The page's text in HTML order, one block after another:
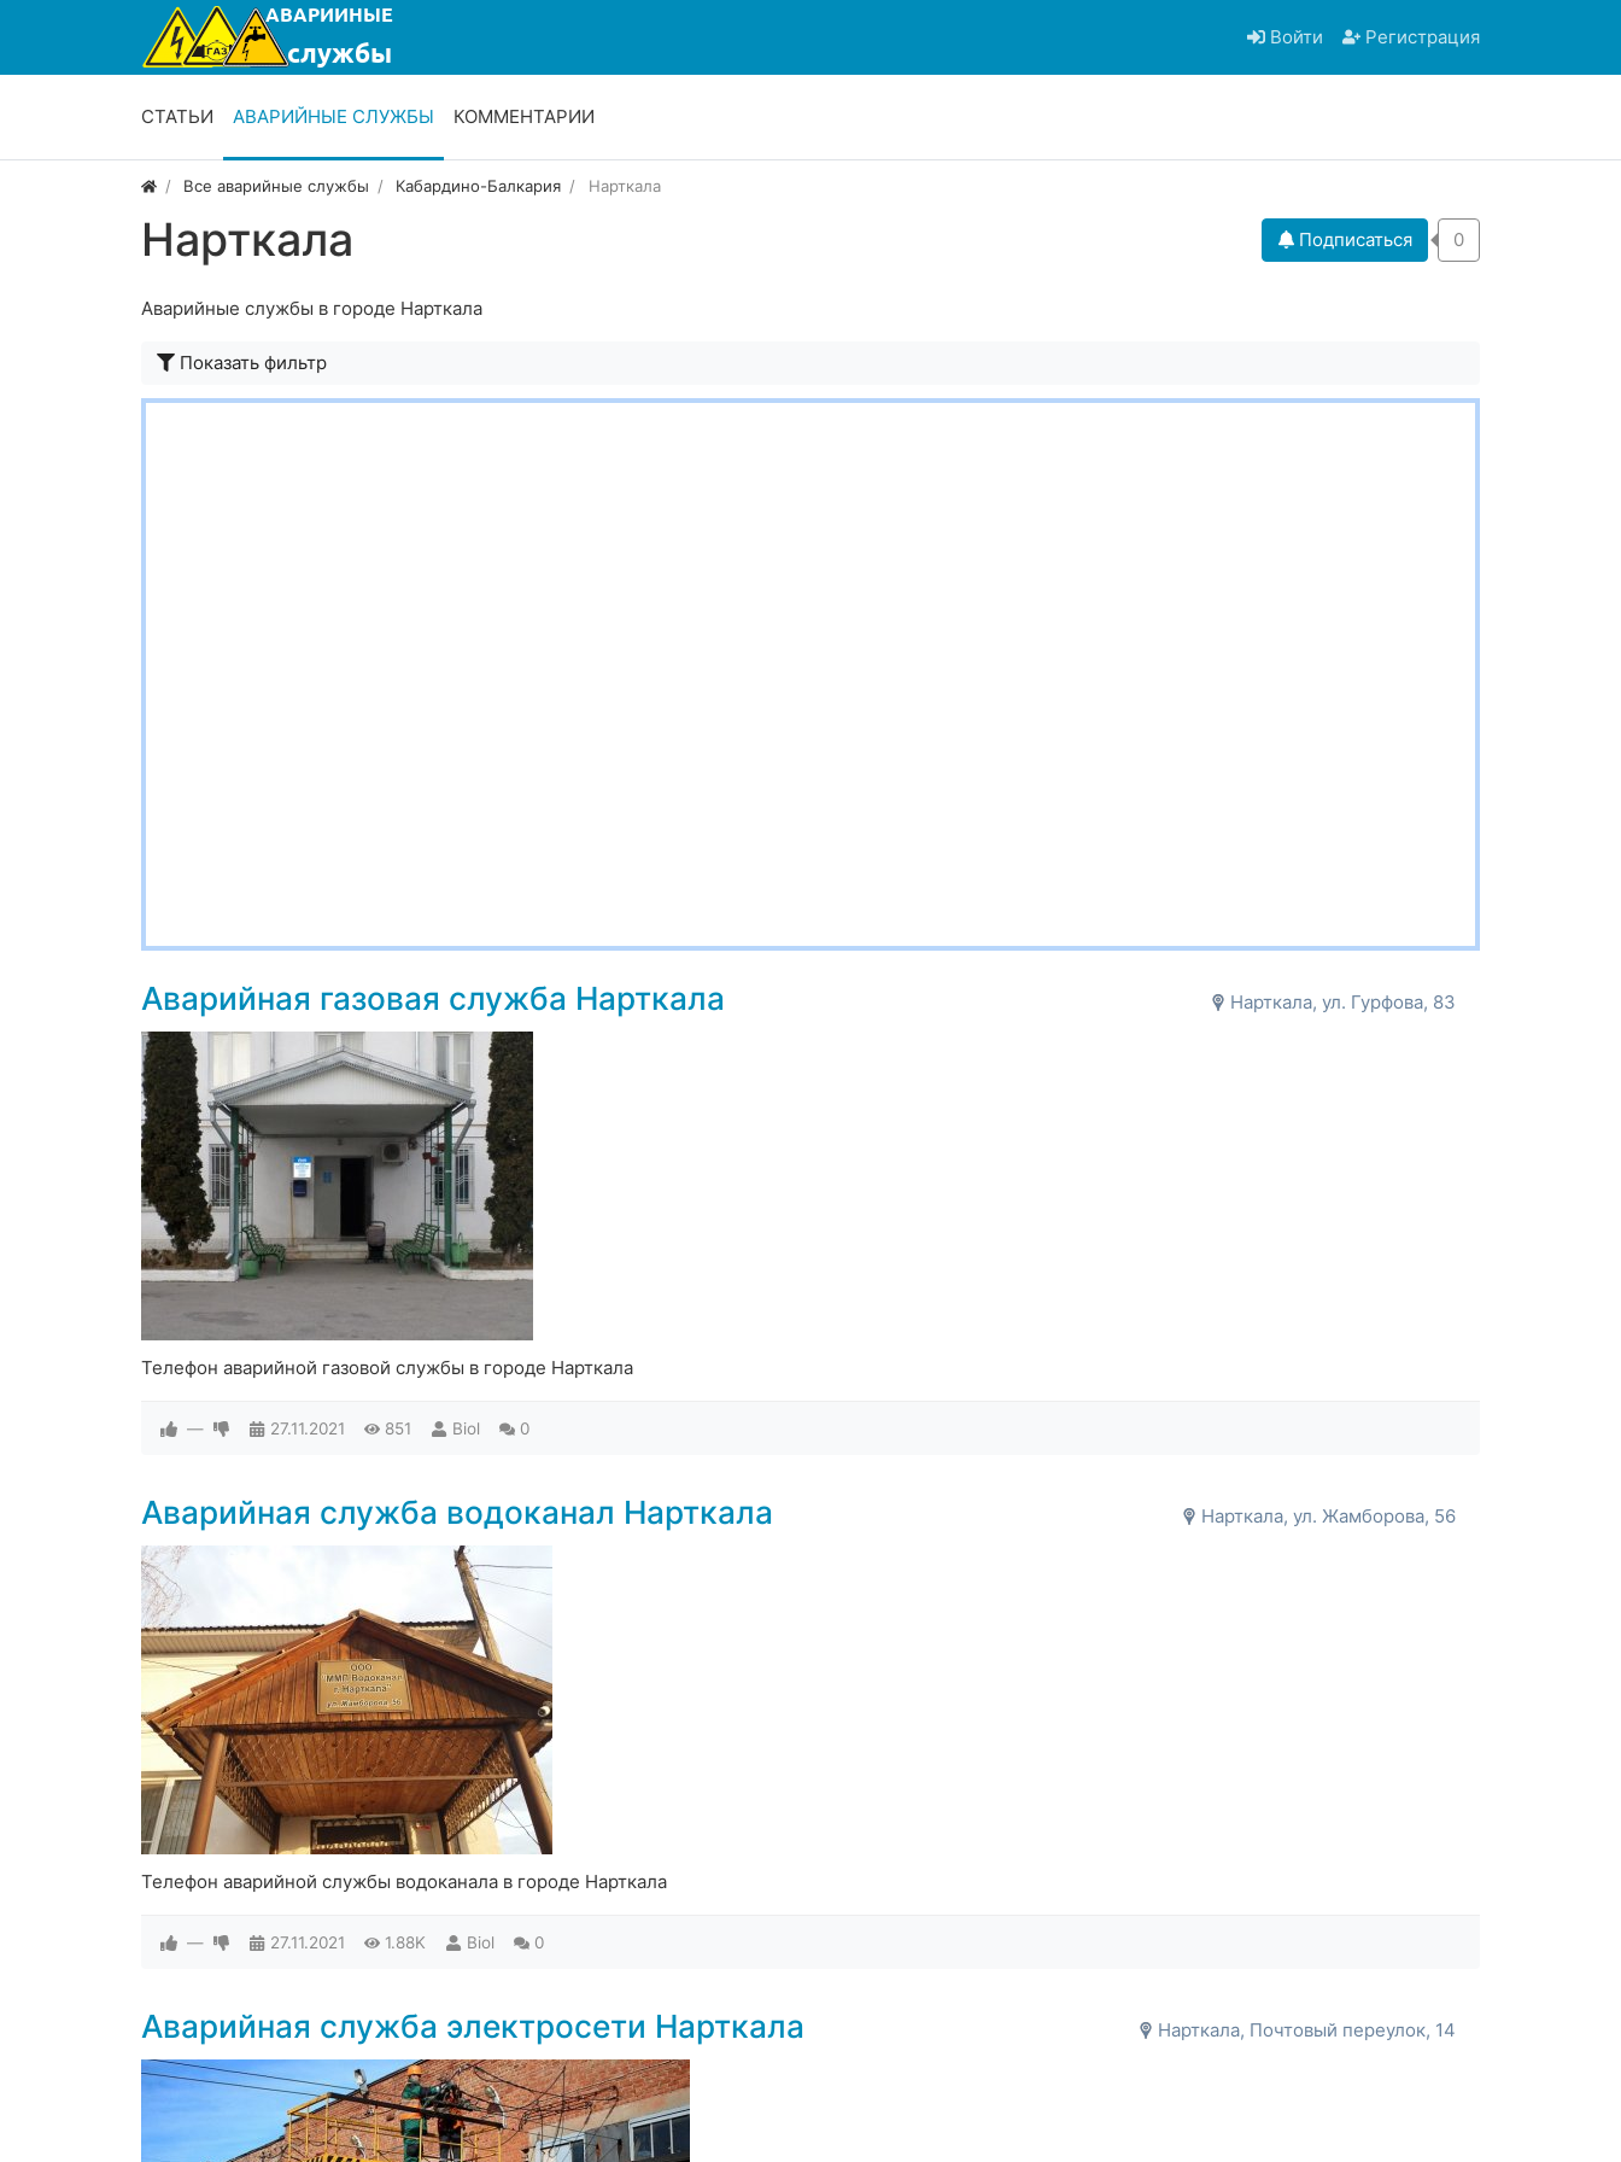
Войти Регистрация
СТАТЬИ АВАРИЙНЫЕ СЛУЖБЫ КОММЕНТАРИИ
Все аварийные службы Кабардино-Балкария Нарткала
Нарткала Подписаться 0
Аварийные службы в городе Нарткала
Показать фильтр
Нарткала, ул. Гурфова, 83
Аварийная газовая служба Нарткала
Телефон аварийной газовой службы в городе Нарткала
— 27.11.2021 851 Biol 0
Нарткала, ул. Жамборова, 56
Аварийная служба водоканал Нарткала
Телефон аварийной службы водоканала в городе Нарткала
— 27.11.2021 1.88K Biol 0
Нарткала, Почтовый переулок, 14
Аварийная служба электросети Нарткала